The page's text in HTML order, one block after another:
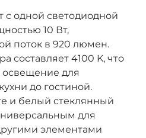
с одной светодиодной
10 Вт,
поток в 920 люмен.
составляет 4100 K, что
освещение для
до гостиной.
и белый стеклянный
для
элементами